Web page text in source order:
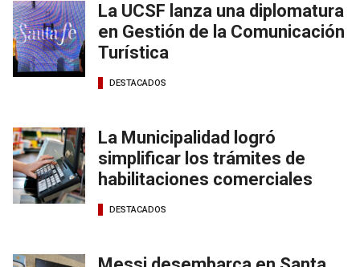
La UCSF lanza una diplomatura
en Gestión de la Comunicación
Turística
DESTACADOS
La Municipalidad logró
simplificar los trámites de
habilitaciones comerciales
DESTACADOS